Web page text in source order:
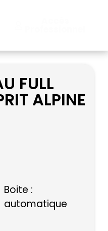
FULL
ALPINE
Boite :
automatique